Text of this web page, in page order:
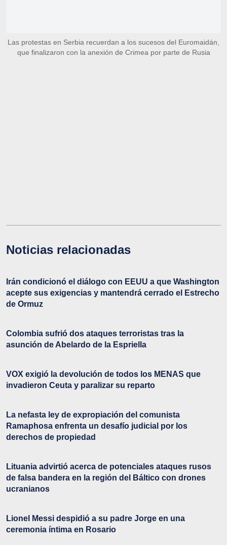
Las protestas en Serbia recuerdan a los sucesos del Euromaidán,
que finalizaron con la anexión de Crimea por parte de Rusia
Noticias relacionadas
Irán condicionó el diálogo con EEUU a que Washington
acepte sus exigencias y mantendrá cerrado el Estrecho
de Ormuz
Colombia sufrió dos ataques terroristas tras la
asunción de Abelardo de la Espriella
VOX exigió la devolución de todos los MENAS que
invadieron Ceuta y paralizar su reparto
La nefasta ley de expropiación del comunista
Ramaphosa enfrenta un desafío judicial por los
derechos de propiedad
Lituania advirtió acerca de potenciales ataques rusos
de falsa bandera en la región del Báltico con drones
ucranianos
Lionel Messi despidió a su padre Jorge en una
ceremonia íntima en Rosario